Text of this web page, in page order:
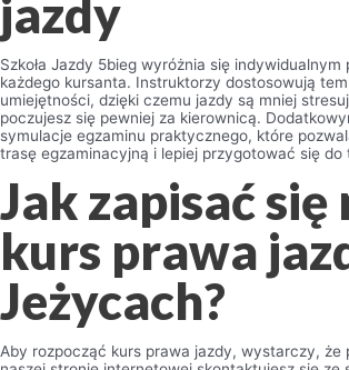
jazdy
Szkoła Jazdy 5bieg wyróżnia się indywidualnym
każdego kursanta. Instruktorzy dostosowują
umiejętności, dzięki czemu jazdy są mniej
poczujesz się pewniej za kierownicą.
symulacje egzaminu praktycznego, które
trasę egzaminacyjną i lepiej przygotować się do
Jak zapisać się
kurs prawa
Jeżycach?
Aby rozpocząć kurs prawa jazdy, wystarczy, że